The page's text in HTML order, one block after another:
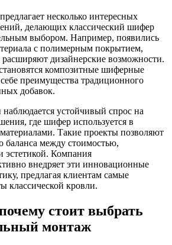
несколько интересных
делающих классический шифер
выбором. Например, появились
с полимерным покрытием,
дизайнерские возможности.
композитные шиферные
преимущества традиционного
добавок.
наблюдается устойчивый спрос на
где шифер используется в
Такие проекты позволяют
баланса между стоимостью,
эстетикой. Компания
внедряет эти инновационные
предлагая клиентам самые
классической кровли.
стоит выбрать
монтаж